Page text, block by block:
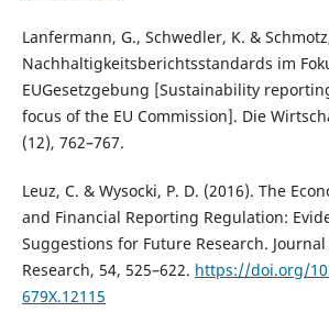
Lanfermann, G., Schwedler, K. &
Nachhaltigkeitsberichtsstandards im
EUGesetzgebung [Sustainability
focus of the EU Commission]. Die
(12), 762–767.
Leuz, C. & Wysocki, P. D. (2016). The
and Financial Reporting Regulation:
Suggestions for Future Research.
Research, 54, 525–622. https://doi.org/
679X.12115